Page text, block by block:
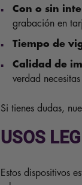
Con o sin
grabación en
Tiempo de
Calidad de
verdad
Si tienes dudas,
USOS
Estos dispositivos